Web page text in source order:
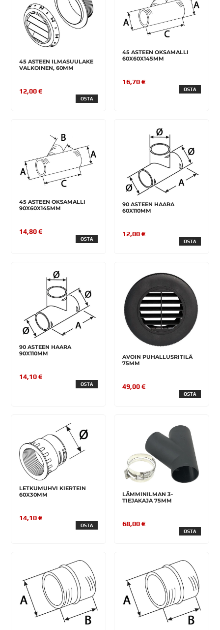
45 ASTEEN ILMASUULAKE
VALKOINEN, 60MM
12,00 €
OSTA
45 ASTEEN OKSAMALLI
60X60X145MM
16,70 €
OSTA
45 ASTEEN OKSAMALLI
90X60X145MM
14,80 €
OSTA
90 ASTEEN HAARA
60X110MM
12,00 €
OSTA
90 ASTEEN HAARA
90X110MM
14,10 €
OSTA
AVOIN PUHALLUSRITILÄ
75MM
49,00 €
OSTA
LETKUMUHVI KIERTEIN
60X30MM
14,10 €
OSTA
LÄMMINILMAN 3-
TIEJAKAJA 75MM
68,00 €
OSTA